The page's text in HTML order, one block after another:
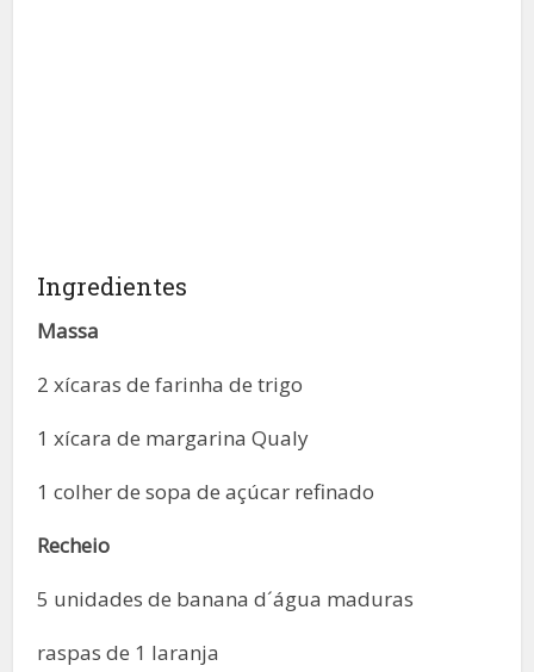
Ingredientes
Massa
2 xícaras de farinha de trigo
1 xícara de margarina Qualy
1 colher de sopa de açúcar refinado
Recheio
5 unidades de banana d´água maduras
raspas de 1 laranja